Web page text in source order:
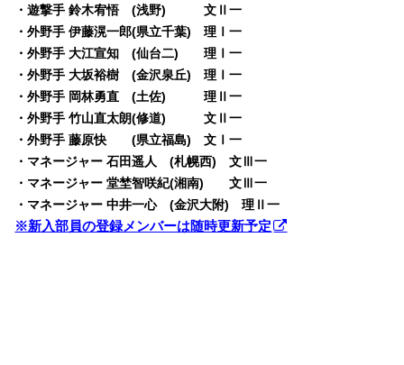
・遊撃手 鈴木宥悟 (浅野) 文Ⅱ一
・外野手 伊藤滉一郎(県立千葉) 理Ⅰ一
・外野手 大江宣知 (仙台二) 理Ⅰ一
・外野手 大坂裕樹 (金沢泉丘) 理Ⅰ一
・外野手 岡林勇直 (土佐) 理Ⅱ一
・外野手 竹山直太朗(修道) 文Ⅱ一
・外野手 藤原快 (県立福島) 文Ⅰ一
・マネージャー 石田遥人 (札幌西) 文Ⅲ一
・マネージャー 堂埜智咲紀(湘南) 文Ⅲ一
・マネージャー 中井一心 (金沢大附) 理Ⅱ一
※新入部員の登録メンバーは随時更新予定